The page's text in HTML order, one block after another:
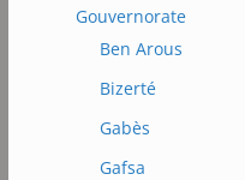
Gouvernorate
Ben Arous
Bizerté
Gabès
Gafsa